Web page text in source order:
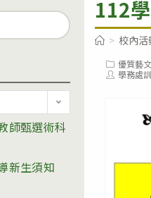
112
> 校內活
Post
category:
優質藝
Post學務處
師甄選術科
新生須知